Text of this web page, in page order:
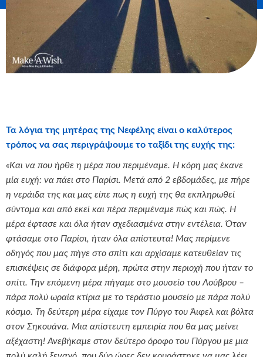
Τα λόγια της μητέρας της Νεφέλης είναι ο καλύτερος
τρόπος να σας περιγράψουμε το ταξίδι της ευχής της:
«Και να που ήρθε η μέρα που περιμέναμε. Η κόρη μας έκανε
μία ευχή: να πάει στο Παρίσι. Μετά από 2 εβδομάδες, με πήρε
η νεράιδα της και μας είπε πως η ευχή της θα εκπληρωθεί
σύντομα και από εκεί και πέρα περιμέναμε πώς και πώς. Η
μέρα έφτασε και όλα ήταν σχεδιασμένα στην εντέλεια. Όταν
φτάσαμε στο Παρίσι, ήταν όλα απίστευτα! Μας περίμενε
οδηγός που μας πήγε στο σπίτι και αρχίσαμε κατευθείαν τις
επισκέψεις σε διάφορα μέρη, πρώτα στην περιοχή που ήταν το
σπίτι. Την επόμενη μέρα πήγαμε στο μουσείο του Λούβρου –
πάρα πολύ ωραία κτίρια με το τεράστιο μουσείο με πάρα πολύ
κόσμο. Τη δεύτερη μέρα είχαμε τον Πύργο του Άιφελ και βόλτα
στον Σηκουάνα. Μια απίστευτη εμπειρία που θα μας μείνει
αξέχαστη! Ανεβήκαμε στον δεύτερο όροφο του Πύργου με μια